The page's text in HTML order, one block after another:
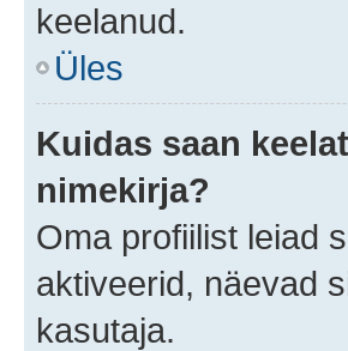
keelanud.
Üles
Kuidas saan
nimekirja?
Oma profiilist leiad
aktiveerid, näevad
kasutaja.